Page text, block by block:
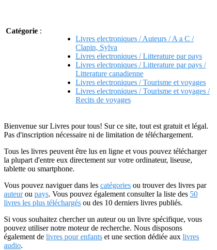
Catégorie :
Livres electroniques / Auteurs / A a C /
Clapin, Sylva
Livres electroniques / Litterature par pays
Livres electroniques / Litterature par pays /
Litterature canadienne
Livres electroniques / Tourisme et voyages
Livres electroniques / Tourisme et voyages /
Recits de voyages
Bienvenue sur Livres pour tous! Sur ce site, tout est gratuit et légal.
Pas d'inscription nécessaire ni de limitation de téléchargement.
Tous les livres peuvent être lus en ligne et vous pouvez télécharger
la plupart d'entre eux directement sur votre ordinateur, liseuse,
tablette ou smartphone.
Vous pouvez naviguer dans les catégories ou trouver des livres par
auteurou pays. Vous pouvez également consulter la liste des 50
livres les plus téléchargés ou des 10 derniers livres publiés.
Si vous souhaitez chercher un auteur ou un livre spécifique, vous
pouvez utiliser notre moteur de recherche. Nous disposons
également de livres pour enfants et une section dédiée aux livres
audio.